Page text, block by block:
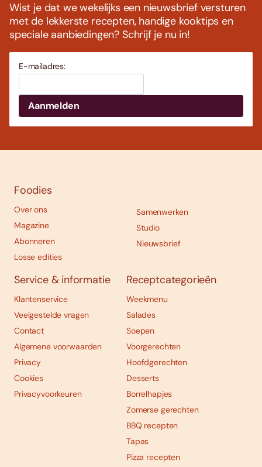
Wist je dat we wekelijks een nieuwsbrief versturen
met de lekkerste recepten, handige kooktips en
speciale aanbiedingen? Schrijf je nu in!
E-mailadres:
Foodies
Over ons
Magazine
Abonneren
Losse edities
Samenwerken
Studio
Nieuwsbrief
Service & informatie
Klantenservice
Veelgestelde vragen
Contact
Algemene voorwaarden
Privacy
Cookies
Privacyvoorkeuren
Receptcategorieën
Weekmenu
Salades
Soepen
Voorgerechten
Hoofdgerechten
Desserts
Borrelhapjes
Zomerse gerechten
BBQ recepten
Tapas
Pizza recepten